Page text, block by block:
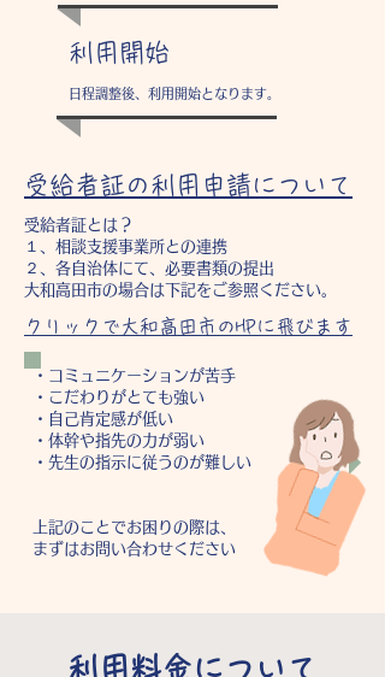
利用開始
日程調整後、利用開始となります。
受給者証の利用申請について
受給者証とは？
１、相談支援事業所との連携
２、各自治体にて、必要書類の提出
大和高田市の場合は下記をご参照ください。
​クリックで大和高田市のHPに飛びます
・コミュニケーションが苦手
・こだわりがとても強い
・自己肯定感が低い
・体幹や指先の力が弱い
・先生の指示に従うのが難しい
上記のことでお困りの際は、
まずはお問い合わせください
利用料金について